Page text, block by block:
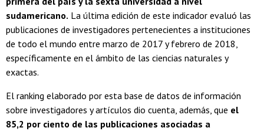
sudamericano. La última edición de este indicador evaluó las
publicaciones de investigadores pertenecientes a instituciones
de todo el mundo entre marzo de 2017 y febrero de 2018,
específicamente en el ámbito de las ciencias naturales y
exactas.
El ranking elaborado por esta base de datos de información
sobre investigadores y artículos dio cuenta, además, que el
85,2 por ciento de las publicaciones asociadas a